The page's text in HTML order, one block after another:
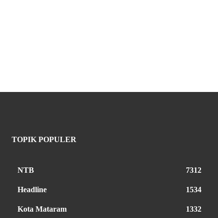
TOPIK POPULER
NTB 7312
Headline 1534
Kota Mataram 1332